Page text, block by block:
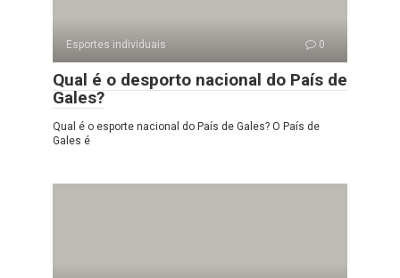
Esportes individuais 0
Qual é o desporto nacional do País de
Gales?
Qual é o esporte nacional do País de Gales? O País de
Gales é